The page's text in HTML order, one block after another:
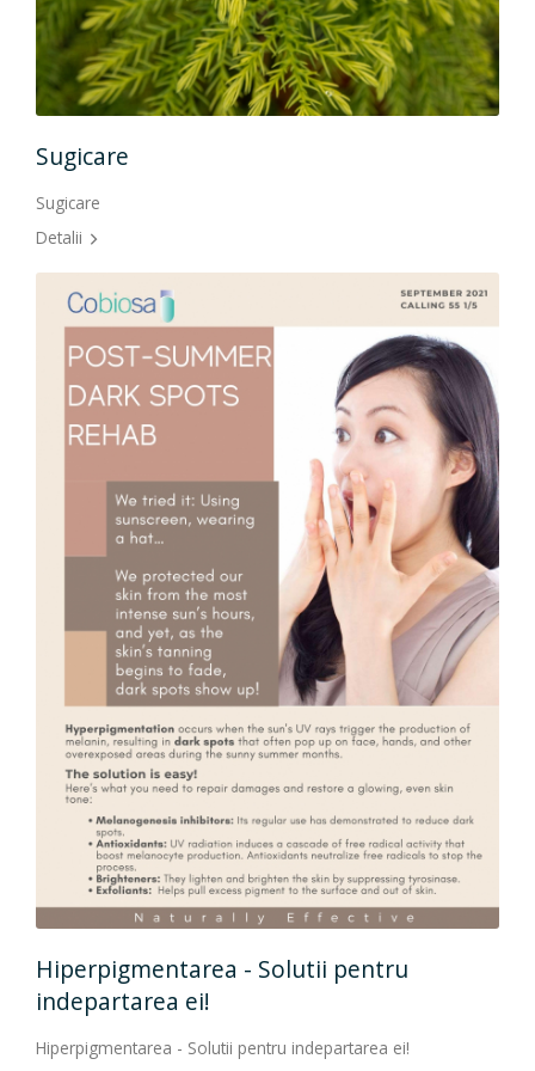
Sugicare
Sugicare
Detalii
Hiperpigmentarea - Solutii pentru
indepartarea ei!
Hiperpigmentarea - Solutii pentru indepartarea ei!